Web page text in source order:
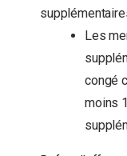
Les
congé
moins